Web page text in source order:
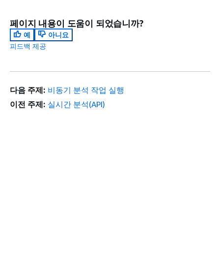
페이지 내용이 도움이 되었습니까?
예
아니요
피드백 제공
다음 주제: 비동기 분석 작업 실행
이전 주제: 실시간 분석(API)